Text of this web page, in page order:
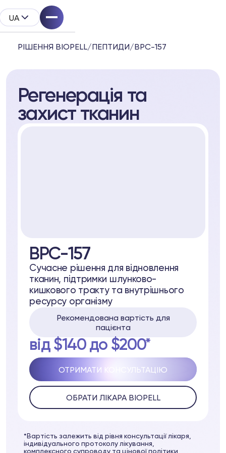
UA
Telegram
System
Регенерація та
захист тканин
BPC-157
Сучасне рішення для відновлення
тканин, підтримки шлунково-
кишкового тракту та внутрішнього
ресурсу організму
Рекомендована вартість для
пацієнта
від $140 до $200*
ОТРИМАТИ КОНСУЛЬТАЦІЮ
ОБРАТИ ЛІКАРА BIOPELL
*Вартість залежить від рівня консультації лікаря,
індивідуального протоколу лікування,
комплексного супроводу та цінової політики
РІШЕННЯ BIOPELL/ ПЕПТИДИ/ BPC-157